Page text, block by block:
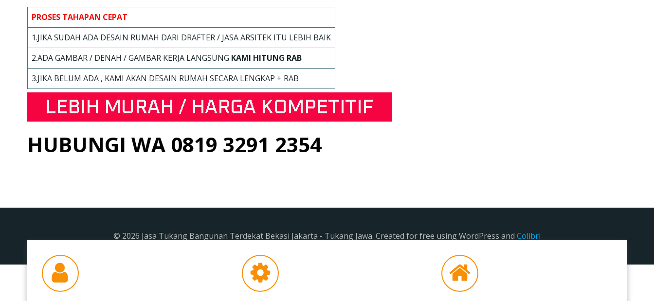
PROSES TAHAPAN CEPAT
1.JIKA SUDAH ADA DESAIN RUMAH DARI DRAFTER / JASA ARSITEK ITU LEBIH BAIK
2.ADA GAMBAR / DENAH / GAMBAR KERJA LANGSUNG KAMI HITUNG RAB
3.JIKA BELUM ADA , KAMI AKAN DESAIN RUMAH SECARA LENGKAP + RAB
HUBUNGI WA 0819 3291 2354
© 2026 Jasa Tukang Bangunan Terdekat Bekasi Jakarta - Tukang Jawa. Created for free using WordPress and Colibri